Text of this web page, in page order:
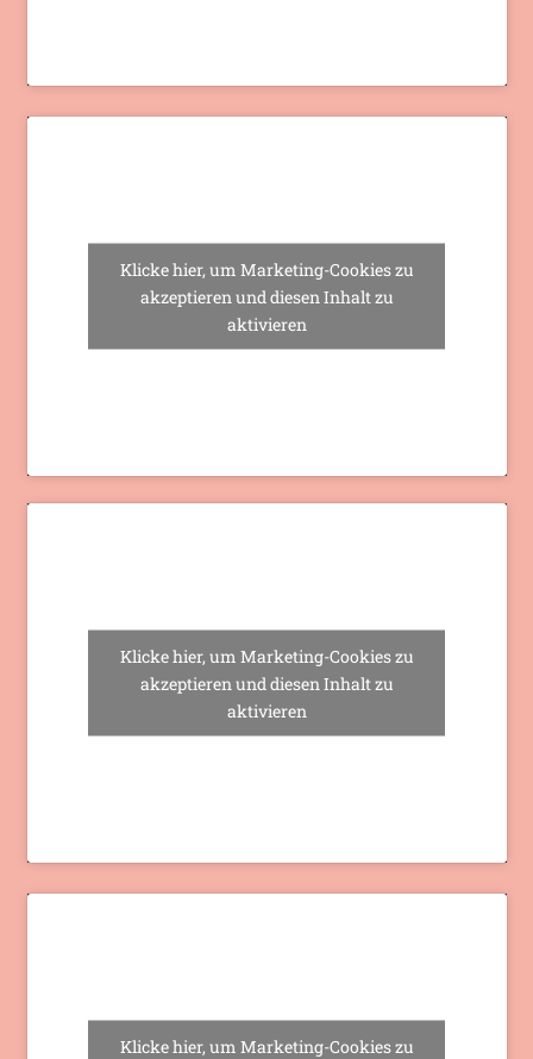
Klicke hier, um Marketing-Cookies zu
akzeptieren und diesen Inhalt zu
aktivieren
Klicke hier, um Marketing-Cookies zu
akzeptieren und diesen Inhalt zu
aktivieren
Klicke hier, um Marketing-Cookies zu